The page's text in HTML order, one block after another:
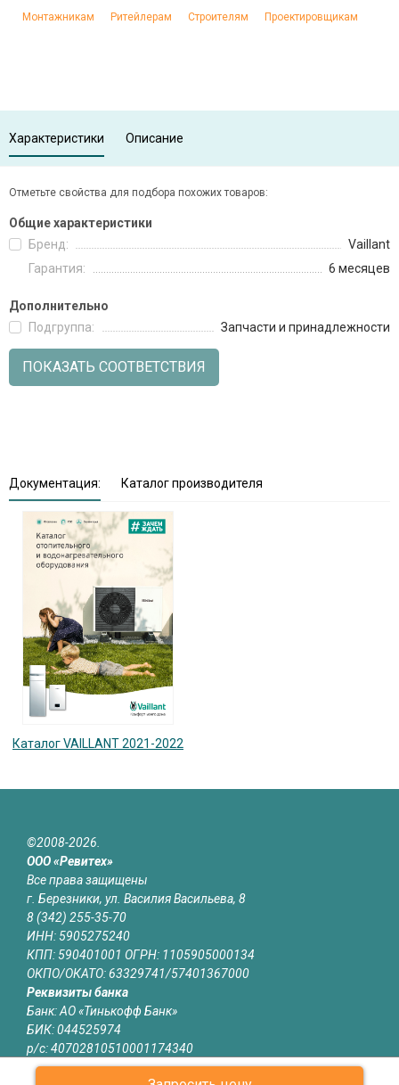
Монтажникам
Ритейлерам Строителям Проектировщикам
Характеристики Описание
Отметьте свойства для подбора похожих товаров:
Общие характеристики
Бренд:
Vaillant
Гарантия:
6 месяцев
Дополнительно
Подгруппа:
Запчасти и принадлежности
ПОКАЗАТЬ СООТВЕТСТВИЯ
Документация: Каталог производителя
Каталог VAILLANT 2021-2022
©2008-2026.
ООО «Ревитех»
Все права защищены
г. Березники, ул. Василия Васильева, 8
8 (342) 255-35-70
ИНН: 5905275240
КПП: 590401001 ОГРН: 1105905000134
ОКПО/ОКАТО: 63329741/57401367000
Реквизиты банка
Банк: АО «Тинькофф Банк»
БИК: 044525974
р/с: 40702810510001174340
к/с: 30101810145250000974